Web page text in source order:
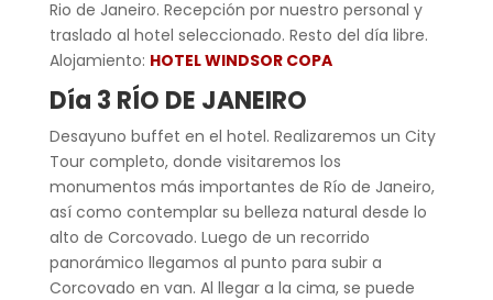
Rio de Janeiro. Recepción por nuestro personal y
traslado al hotel seleccionado. Resto del día libre.
Alojamiento: HOTEL WINDSOR COPA
Día 3 RÍO DE JANEIRO
Desayuno buffet en el hotel. Realizaremos un City
Tour completo, donde visitaremos los
monumentos más importantes de Río de Janeiro,
así como contemplar su belleza natural desde lo
alto de Corcovado. Luego de un recorrido
panorámico llegamos al punto para subir a
Corcovado en van. Al llegar a la cima, se puede